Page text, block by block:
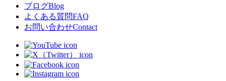
ブログBlog
よくある質問FAQ
お問い合わせContact